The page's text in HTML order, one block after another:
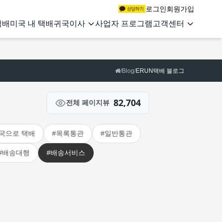
로그인회원가입
미국 내 택배 귀국이사 사업자 프로그램 고객센터
/Blog/ERUN택배 블로그
전체 페이지뷰 82,704
으로 택배 #목록통관 #일반통관
배송대행 #배송서비스